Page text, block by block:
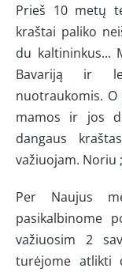
Prieš 10 metų
kraštai paliko
du kaltininkus...
Bavariją ir
nuotraukomis.
mamos ir jos
dangaus
važiuojam. Noriu
Per Naujus
pasikalbinome
važiuosim 2
turėjome atlikti